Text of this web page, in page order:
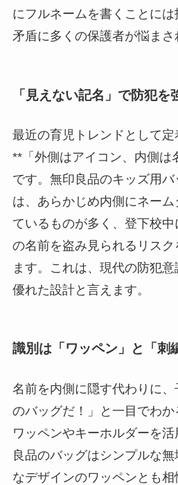
にフルネームを書くことに
矛盾に多くの保護者が悩まさ
「見えない記名」で防犯を
最近の育児トレンドとして定
**「外側はアイコン、内側は
です。無印良品のキッズ用
は、あらかじめ内側にネー
ているものが多く、登下校
の名前を盗み見られるリス
ます。これは、現代の防犯
優れた設計と言えます。
識別は「ワッペン」と「刺
名前を内側に隠す代わりに
のバッグだ！」と一目でわ
ワッペンやキーホルダーを
良品のバッグはシンプルな
なデザインのワッペンとも相